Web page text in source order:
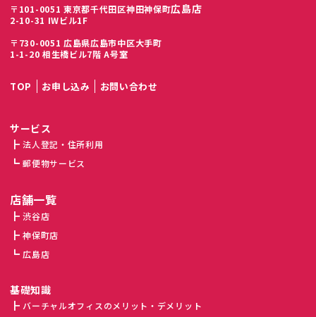
〒101-0051 東京都千代田区神田神保町
2-10-31 IWビル1F
広島店
〒730-0051 広島県広島市中区大手町
1-1-20 相生橋ビル7階 A号室
TOP お申し込み お問い合わせ
サービス
法人登記・住所利用
郵便物サービス
店舗一覧
渋谷店
神保町店
広島店
基礎知識
バーチャルオフィスのメリット・デメリット